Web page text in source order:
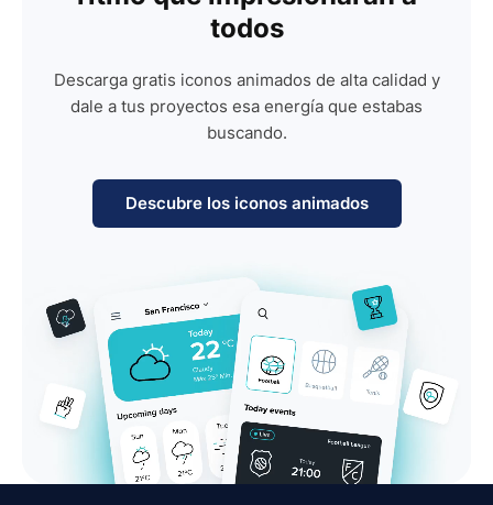
todos
Descarga gratis iconos animados de alta calidad y
dale a tus proyectos esa energía que estabas
buscando.
Descubre los iconos animados